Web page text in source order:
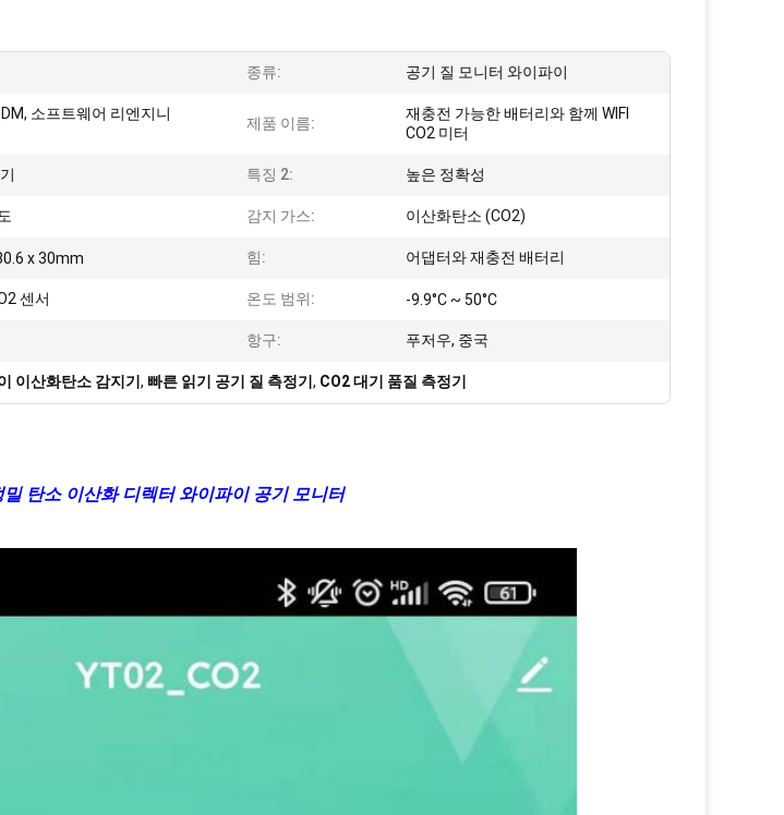
종류: 공기 질 모니터 와이파이
소프트웨어 리엔지니
제품 이름:
재충전 가능한 배터리와 함께 WIFI
CO2 미터
특징 2: 높은 정확성
감지 가스: 이산화탄소 (CO2)
x 30mm 힘: 어댑터와 재충전 배터리
센서 온도 범위: -9.9°C ~ 50°C
항구: 푸저우, 중국
이산화탄소 감지기 , 빠른 읽기 공기 질 측정기 , CO2 대기 품질 측정기
탄소 이산화 디렉터 와이파이 공기 모니터